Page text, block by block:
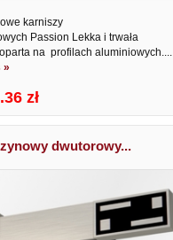
karniszy
Passion Lekka i trwała
na profilach aluminiowych....
»
zł
dwutorowy...